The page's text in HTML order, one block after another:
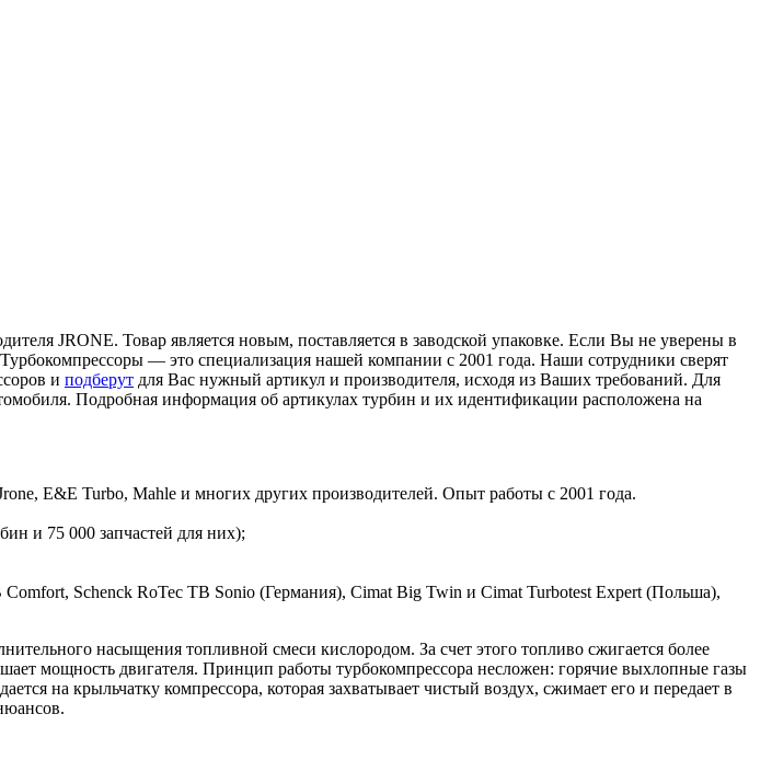
JRONE. Товар является новым, поставляется в заводской упаковке. Если Вы не уверены в
— это специализация нашей компании с 2001 года. Наши сотрудники сверят
и подберут для Вас нужный артикул и производителя, исходя из Ваших требований. Для
Подробная информация об артикулах турбин и их идентификации расположена на
E&E Turbo, Mahle и многих других производителей. Опыт работы с 2001 года.
и 75 000 запчастей для них);
Comfort, Schenck RoTec TB Sonio (Германия), Cimat Big Twin и Cimat Turbotest Expert (Польша),
насыщения топливной смеси кислородом. За счет этого топливо сжигается более
мощность двигателя. Принцип работы турбокомпрессора несложен: горячие выхлопные газы
на крыльчатку компрессора, которая захватывает чистый воздух, сжимает его и передает в